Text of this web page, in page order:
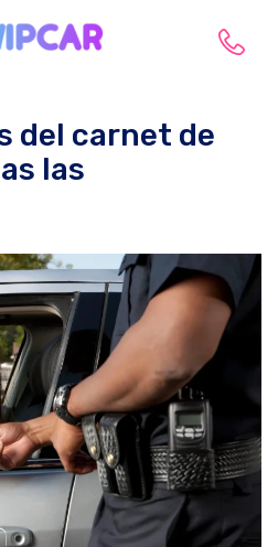
del carnet de
las